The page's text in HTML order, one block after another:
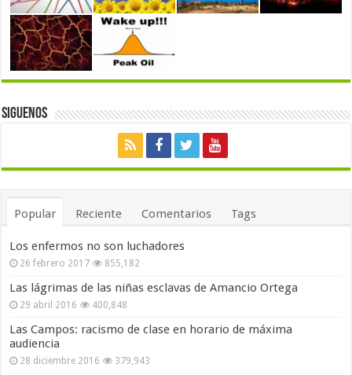
Siguenos
Popular Reciente Comentarios Tags
Los enfermos no son luchadores
26 febrero 2017 855,182
Las lágrimas de las niñas esclavas de Amancio Ortega
29 abril 2016 400,848
Las Campos: racismo de clase en horario de máxima
audiencia
28 diciembre 2016 379,943